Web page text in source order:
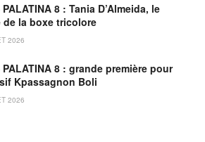
8 : Tania D’Almeida, le
de la boxe tricolore
2026
PALATINA 8 : grande première pour
Kpassagnon Boli
2026